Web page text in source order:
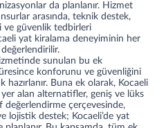
da planlanır. Hizmet
arasında, teknik destek,
ve güvenlik tedbirleri
yat kiralama deneyiminin her
sunulan bu ek
konforunu ve güvenliğini
Buna ek olarak, Kocaeli
alan alternatifler, geniş ve lüks
değerlendirme çerçevesinde,
lojistik destek; Kocaeli’de yat